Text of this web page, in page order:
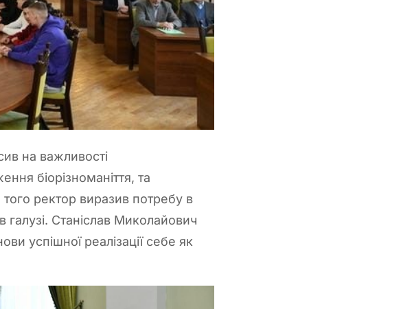
на важливості
біорізноманіття, та
ректор виразив потребу в
галузі. Станіслав Миколайович
успішної реалізації себе як